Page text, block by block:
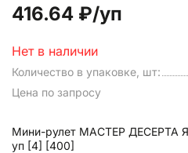
416.64 ₽/уп
Нет в наличии
Количество в упаковке, шт:
Цена по запросу
Мини-рулет МАСТЕР ДЕСЕРТА
уп [4] [400]